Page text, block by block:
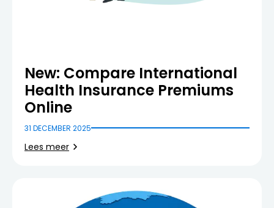
New: Compare International
Health Insurance Premiums
Online
31 DECEMBER 2025
Lees meer